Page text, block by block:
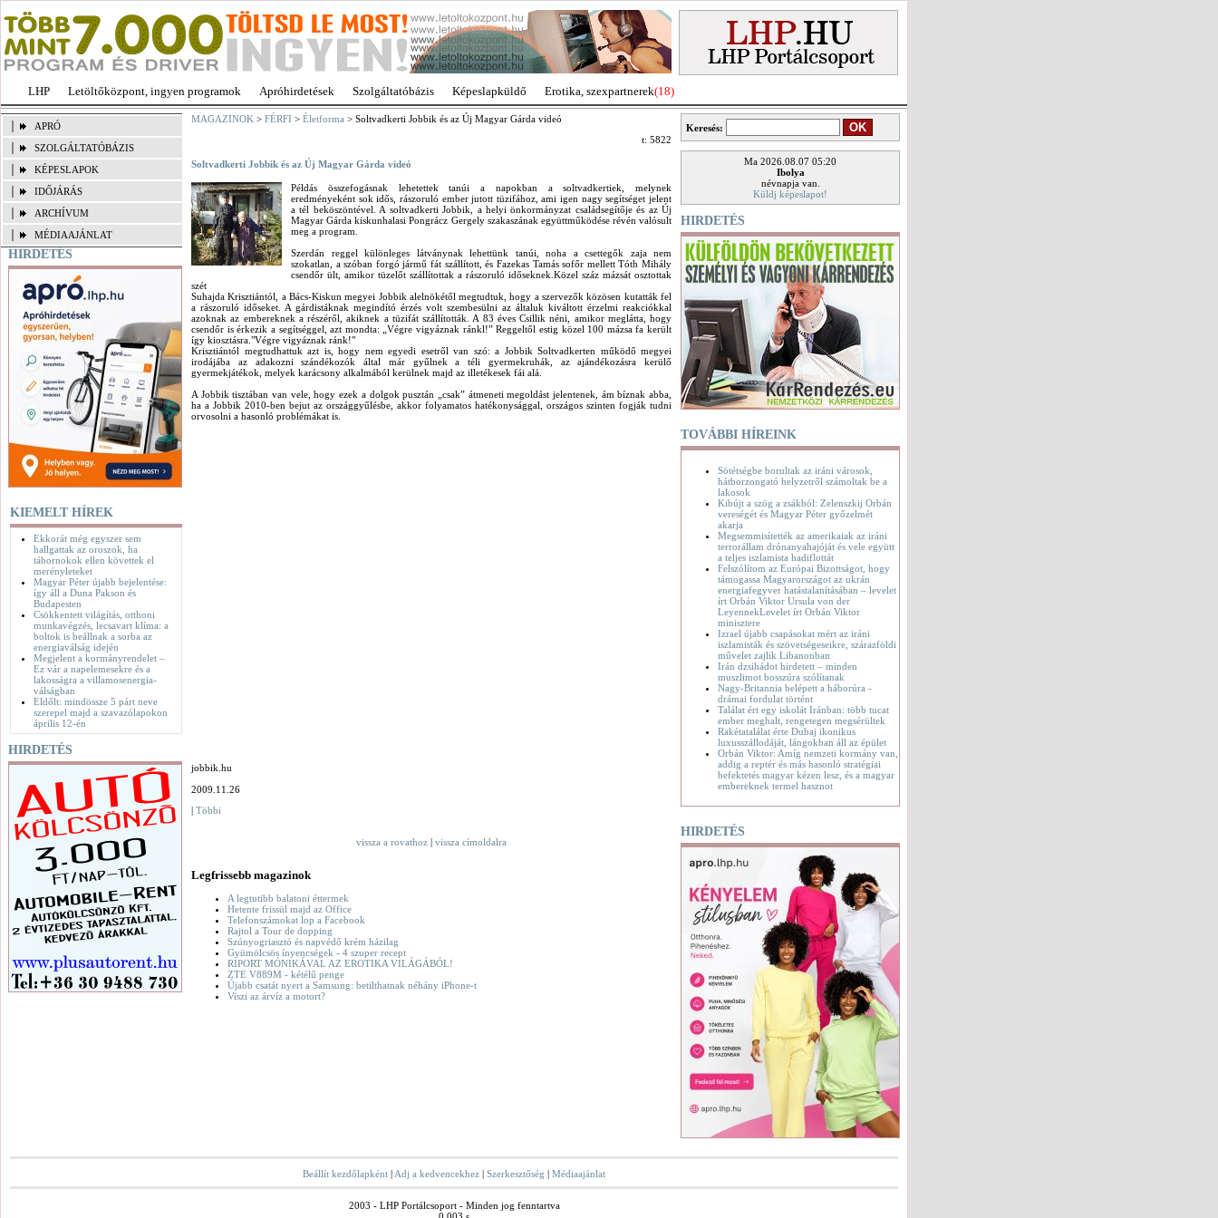
LHP Letöltőközpont, ingyen programok Apróhirdetések Szolgáltatóbázis Képeslapküldő Erotika, szexpartnerek(18)
APRÓ
SZOLGÁLTATÓBÁZIS
KÉPESLAPOK
IDŐJÁRÁS
ARCHÍVUM
MÉDIAAJÁNLAT
HIRDETÉS
KIEMELT HÍREK
Ekkorát még egyszer sem
hallgattak az oroszok, ha
tábornokok ellen követtek el
merényleteket
Magyar Péter újabb bejelentése:
így áll a Duna Pakson és
Budapesten
Csökkentett világítás, otthoni
munkavégzés, lecsavart klíma: a
boltok is beállnak a sorba az
energiaválság idején
Megjelent a kormányrendelet –
Ez vár a napelemesekre és a
lakosságra a villamosenergia-
válságban
Eldőlt: mindössze 5 párt neve
szerepel majd a szavazólapokon
április 12-én
HIRDETÉS
MAGAZINOK > FÉRFI > Életforma > Soltvadkerti Jobbik és az Új Magyar Gárda videó
t: 5822
Soltvadkerti Jobbik és az Új Magyar Gárda videó
Példás összefogásnak lehetettek tanúi a napokban a soltvadkertiek, melynek
eredményeként sok idős, rászoruló ember jutott tüzifához, ami igen nagy segítséget jelent
a tél beköszöntével. A soltvadkerti Jobbik, a helyi önkormányzat családsegítője és az Új
Magyar Gárda kiskunhalasi Pongrácz Gergely szakaszának együttműködése révén valósult
meg a program.
Szerdán reggel különleges látványnak lehettünk tanúi, noha a csettegők zaja nem
szokatlan, a szóban forgó jármű fát szállított, és Fazekas Tamás sofőr mellett Tóth Mihály
csendőr ült, amikor tüzelőt szállítottak a rászoruló időseknek.Közel száz mázsát osztottak
szét
Suhajda Krisztiántól, a Bács-Kiskun megyei Jobbik alelnökétől megtudtuk, hogy a szervezők közösen kutatták fel
a rászoruló időseket. A gárdistáknak megindító érzés volt szembesülni az általuk kiváltott érzelmi reakciókkal
azoknak az embereknek a részéről, akiknek a tüzifát szállították. A 83 éves Csillik néni, amikor meglátta, hogy
csendőr is érkezik a segítséggel, azt mondta: „Végre vigyáznak ránkl!” Reggeltől estig közel 100 mázsa fa került
így kiosztásra."Végre vigyáznak ránk!"
Krisztiántól megtudhattuk azt is, hogy nem egyedi esetről van szó: a Jobbik Soltvadkerten működő megyei
irodájába az adakozni szándékozók által már gyűlnek a téli gyermekruhák, az ajándékozásra kerülő
gyermekjátékok, melyek karácsony alkalmából kerülnek majd az illetékesek fái alá.
A Jobbik tisztában van vele, hogy ezek a dolgok pusztán „csak” átmeneti megoldást jelentenek, ám bíznak abba,
ha a Jobbik 2010-ben bejut az országgyűlésbe, akkor folyamatos hatékonysággal, országos szinten fogják tudni
orvosolni a hasonló problémákat is.
jobbik.hu
2009.11.26
Többi
vissza a rovathoz vissza címoldalra
Legfrissebb magazinok
A legtutibb balatoni éttermek
Hetente frissül majd az Office
Telefonszámokat lop a Facebook
Rajtol a Tour de dopping
Szúnyogriasztó és napvédő krém házilag
Gyümölcsös ínyencségek - 4 szuper recept
RIPORT MÓNIKÁVAL AZ EROTIKA VILÁGÁBÓL!
ZTE V889M - kétélű penge
Újabb csatát nyert a Samsung: betilthatnak néhány iPhone-t
Viszi az árvíz a motort?
Keresés:
Ma 2026.08.07 05:20
Ibolya
névnapja van.
Küldj képeslapot!
HIRDETÉS
TOVÁBBI HÍREINK
Sötétségbe borultak az iráni városok,
hátborzongató helyzetről számoltak be a
lakosok
Kibújt a szög a zsákból: Zelenszkij Orbán
vereségét és Magyar Péter győzelmét
akarja
Megsemmisítették az amerikaiak az iráni
terrorállam drónanyahajóját és vele együtt
a teljes iszlamista hadiflottát
Felszólítom az Európai Bizottságot, hogy
támogassa Magyarországot az ukrán
energiafegyver hatástalanításában – levelet
írt Orbán Viktor Ursula von der
LeyennekLevelet írt Orbán Viktor
minisztere
Izrael újabb csapásokat mért az iráni
iszlamisták és szövetségeseikre, szárazföldi
művelet zajlik Libanonban
Irán dzsihádot hirdetett – minden
muszlimot bosszúra szólítanak
Nagy-Britannia belépett a háborúra -
drámai fordulat történt
Találat ért egy iskolát Iránban: több tucat
ember meghalt, rengetegen megsérültek
Rakétatalálat érte Dubaj ikonikus
luxusszállodáját, lángokban áll az épület
Orbán Viktor: Amíg nemzeti kormány van,
addig a reptér és más hasonló stratégiai
befektetés magyar kézen lesz, és a magyar
embereknek termel hasznot
HIRDETÉS
Beállít kezdőlapként | Adj a kedvencekhez | Szerkesztőség | Médiaajánlat
2003 - LHP Portálcsoport - Minden jog fenntartva